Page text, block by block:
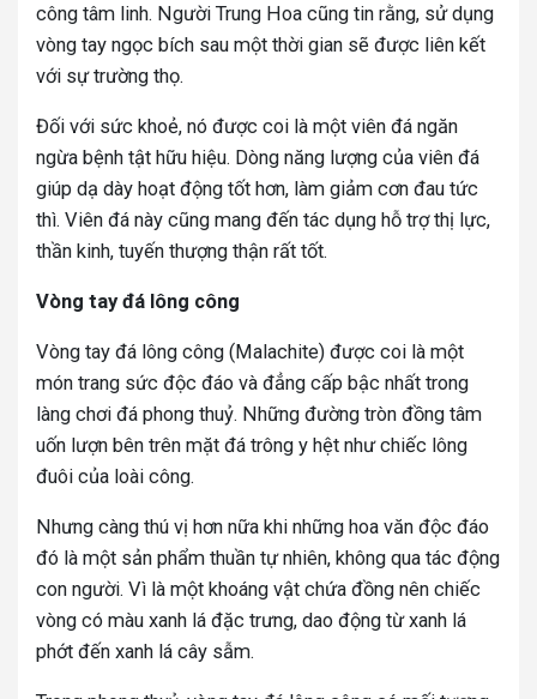
công tâm linh. Người Trung Hoa cũng tin rằng, sử dụng
vòng tay ngọc bích sau một thời gian sẽ được liên kết
với sự trường thọ.
Đối với sức khoẻ, nó được coi là một viên đá ngăn
ngừa bệnh tật hữu hiệu. Dòng năng lượng của viên đá
giúp dạ dày hoạt động tốt hơn, làm giảm cơn đau tức
thì. Viên đá này cũng mang đến tác dụng hỗ trợ thị lực,
thần kinh, tuyến thượng thận rất tốt.
Vòng tay đá lông công
Vòng tay đá lông công (Malachite) được coi là một
món trang sức độc đáo và đẳng cấp bậc nhất trong
làng chơi đá phong thuỷ. Những đường tròn đồng tâm
uốn lượn bên trên mặt đá trông y hệt như chiếc lông
đuôi của loài công.
Nhưng càng thú vị hơn nữa khi những hoa văn độc đáo
đó là một sản phẩm thuần tự nhiên, không qua tác động
con người. Vì là một khoáng vật chứa đồng nên chiếc
vòng có màu xanh lá đặc trưng, dao động từ xanh lá
phớt đến xanh lá cây sẫm.